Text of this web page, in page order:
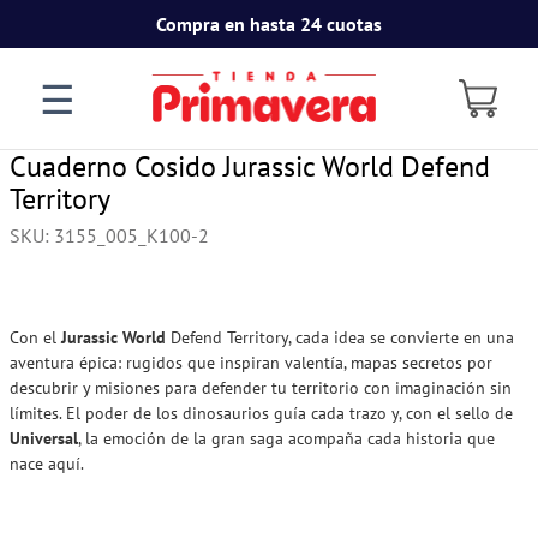
Compra en hasta 24 cuotas
☰
Cuaderno Cosido Jurassic World Defend
Territory
SKU: 3155_005_K100-2
Con elJurassic World Defend Territory, cada idea se convierte en una
aventura épica: rugidos que inspiran valentía, mapas secretos por
descubrir y misiones para defender tu territorio con imaginación sin
límites. El poder de los dinosaurios guía cada trazo y, con el sello de
Universal, la emoción de la gran saga acompaña cada historia que
nace aquí.